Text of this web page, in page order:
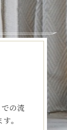
の流
。